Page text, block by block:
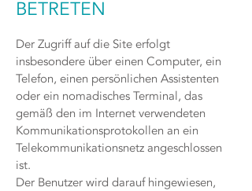
BETRETEN
Der Zugriff auf die Site erfolgt
insbesondere über einen Computer, ein
Telefon, einen persönlichen Assistenten
oder ein nomadisches Terminal, das
gemäß den im Internet verwendeten
Kommunikationsprotokollen an ein
Telekommunikationsnetz angeschlossen
ist.
Der Benutzer wird darauf hingewiesen,